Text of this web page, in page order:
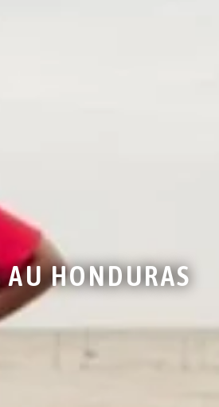
AU HONDURAS